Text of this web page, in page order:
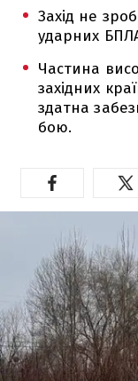
Захід не
ударних
Частина
західних
здатна
бою.